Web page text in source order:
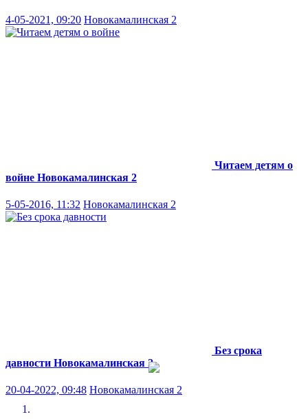
4-05-2021, 09:20 Новокамалинская 2
Читаем детям о
войне Новокамалинская 2
5-05-2016, 11:32 Новокамалинская 2
Без срока
давности Новокамалинская 2
20-04-2022, 09:48 Новокамалинская 2